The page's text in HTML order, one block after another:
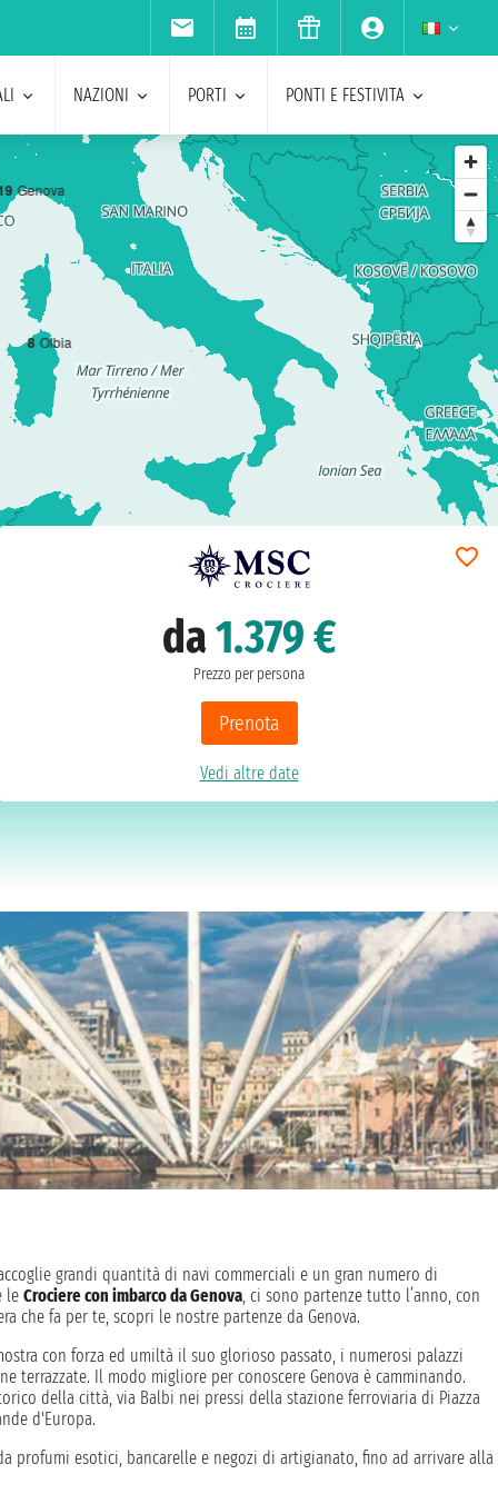
NAZIONI PORTI PONTI E FESTIVITA
9 Genova
8 Olbia
da1.379 €
Prezzo per persona
Prenota
Vedi altre date
grandi quantità di navi commerciali e un gran numero di
le Crociere con imbarco da Genova, ci sono partenze tutto l’anno, con
che fa per te, scopri le nostre partenze da Genova.
con forza ed umiltà il suo glorioso passato, i numerosi palazzi
terrazzate. Il modo migliore per conoscere Genova è camminando.
della città, via Balbi nei pressi della stazione ferroviaria di Piazza
d'Europa.
profumi esotici, bancarelle e negozi di artigianato, fino ad arrivare alla